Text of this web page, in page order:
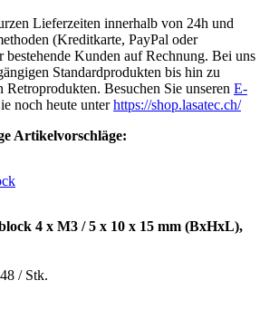
Lieferzeiten innerhalb von 24h und
(Kreditkarte, PayPal oder
bestehende Kunden auf Rechnung. Bei uns
Standardprodukten bis hin zu
Retroprodukten. Besuchen Sie unseren E-
noch heute unterhttps://shop.lasatec.ch/
Artikelvorschläge:
4 x M3 / 5 x 10 x 15 mm (BxHxL),
/ Stk.